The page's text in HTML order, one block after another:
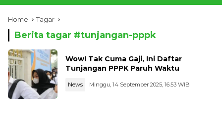
Home Tagar
Berita tagar #tunjangan-pppk
Wow! Tak Cuma Gaji, Ini Daftar
Tunjangan PPPK Paruh Waktu
News Minggu, 14 September 2025, 16:53 WIB